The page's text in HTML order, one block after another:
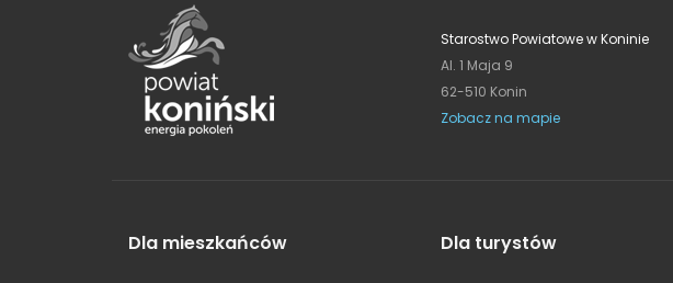
Starostwo Powiatowe w Koninie
Al. 1 Maja 9
62-510 Konin
Zobacz na mapie
Dla mieszkańców Dla turystów